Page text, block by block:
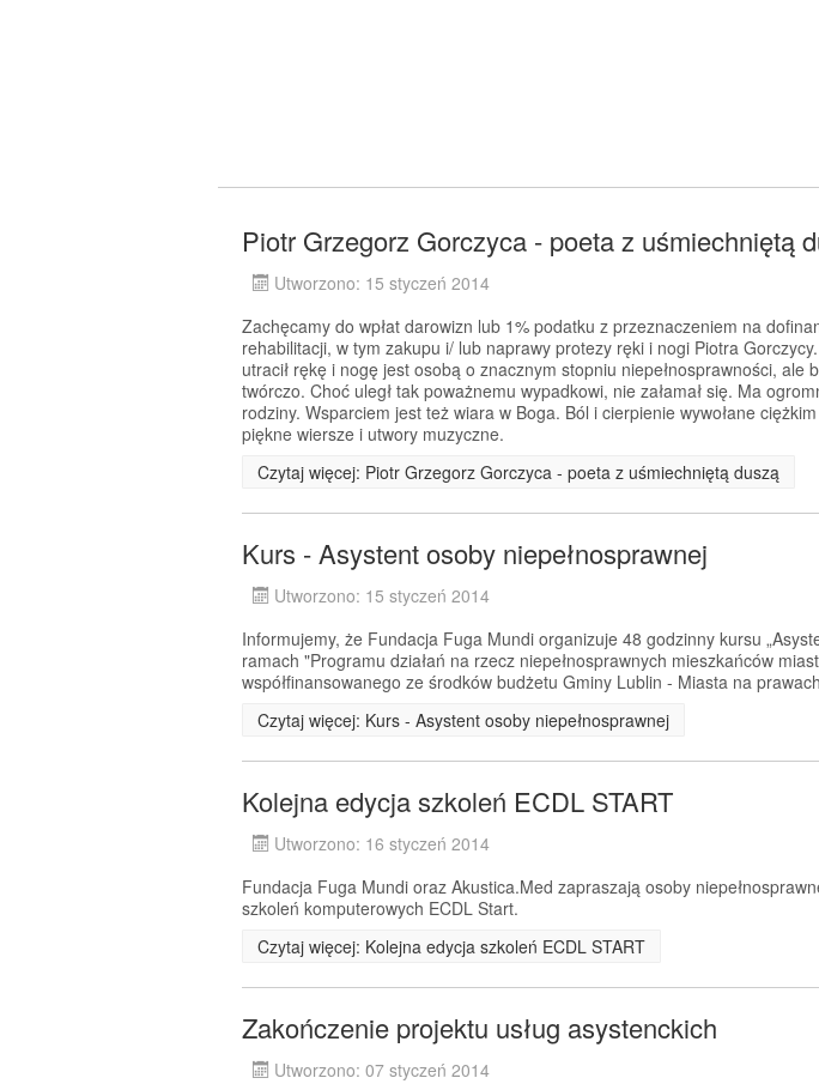
Piotr Grzegorz Gorczyca - poeta z uśmiechniętą
Utworzono: 15 styczeń 2014
Zachęcamy do wpłat darowizn lub 1% podatku z przeznaczeniem na
rehabilitacji, w tym zakupu i/ lub naprawy protezy ręki i nogi Piotra
utracił rękę i nogę jest osobą o znacznym stopniu niepełnosprawności, ale
twórczo. Choć uległ tak poważnemu wypadkowi, nie załamał się. Ma
rodziny. Wsparciem jest też wiara w Boga. Ból i cierpienie wywołane
piękne wiersze i utwory muzyczne.
Czytaj więcej: Piotr Grzegorz Gorczyca - poeta z uśmiechniętą duszą
Kurs - Asystent osoby niepełnosprawnej
Utworzono: 15 styczeń 2014
Informujemy, że Fundacja Fuga Mundi organizuje 48 godzinny kursu
ramach "Programu działań na rzecz niepełnosprawnych mieszkańców
współfinansowanego ze środków budżetu Gminy Lublin - Miasta na
Czytaj więcej: Kurs - Asystent osoby niepełnosprawnej
Kolejna edycja szkoleń ECDL START
Utworzono: 16 styczeń 2014
Fundacja Fuga Mundi oraz Akustica.Med zapraszają osoby
szkoleń komputerowych ECDL Start.
Czytaj więcej: Kolejna edycja szkoleń ECDL START
Zakończenie projektu usług asystenckich
Utworzono: 07 styczeń 2014